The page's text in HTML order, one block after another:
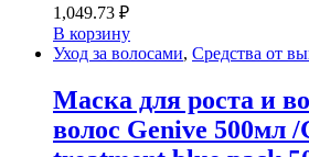
1,049.73 ₽
В корзину
Уход за волосами, Средства от
Маска для роста и
волос Genive 500мл